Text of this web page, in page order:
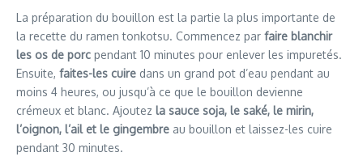
La préparation du bouillon est la partie la plus importante de
la recette du ramen tonkotsu. Commencez par faire blanchir
les os de porc pendant 10 minutes pour enlever les impuretés.
Ensuite, faites-les cuire dans un grand pot d’eau pendant au
moins 4 heures, ou jusqu’à ce que le bouillon devienne
crémeux et blanc. Ajoutez la sauce soja, le saké, le mirin,
l’oignon, l’ail et le gingembre au bouillon et laissez-les cuire
pendant 30 minutes.